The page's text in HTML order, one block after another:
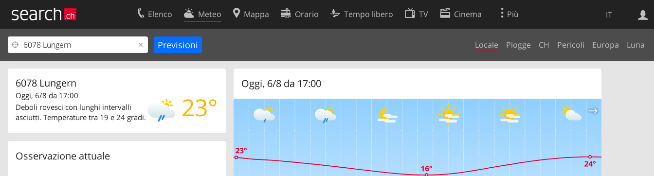
IT
Elenco Meteo Mappa Orario Tempo libero TV Cinema Più
Locale Piogge CH Pericoli Europa Luna
6078 Lungern
23°
Oggi, 6/8 da 17:00
Deboli rovesci con lunghi intervalli
asciutti. Temperature tra 19 e 24 gradi.
Osservazione attuale
Oggi, 6/8 da 17:00
Ricerca Web
Il vostro profolio
Area clienti
Contatti
Condizioni d’uso
Preferenze cookie